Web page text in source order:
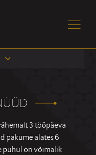
3 tööpäeva
pakume alates 6
puhul on võimalik